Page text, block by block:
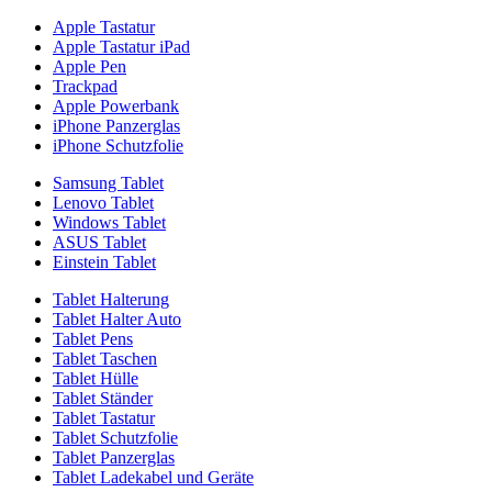
Apple Tastatur
Apple Tastatur iPad
Apple Pen
Trackpad
Apple Powerbank
iPhone Panzerglas
iPhone Schutzfolie
Samsung Tablet
Lenovo Tablet
Windows Tablet
ASUS Tablet
Einstein Tablet
Tablet Halterung
Tablet Halter Auto
Tablet Pens
Tablet Taschen
Tablet Hülle
Tablet Ständer
Tablet Tastatur
Tablet Schutzfolie
Tablet Panzerglas
Tablet Ladekabel und Geräte